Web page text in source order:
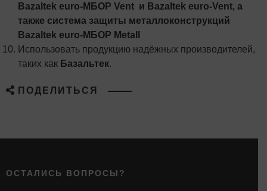
Bazaltek euro-МБОР Vent и Bazaltek euro-Vent, а
также система защиты металлоконструкций
Bazaltek euro-МБОР Metall
Использовать продукцию надёжных производителей,
таких как Базальтек.
ПОДЕЛИТЬСЯ
ОСТАЛИСЬ ВОПРОСЫ?